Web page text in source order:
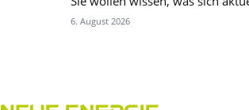
6. August 2026